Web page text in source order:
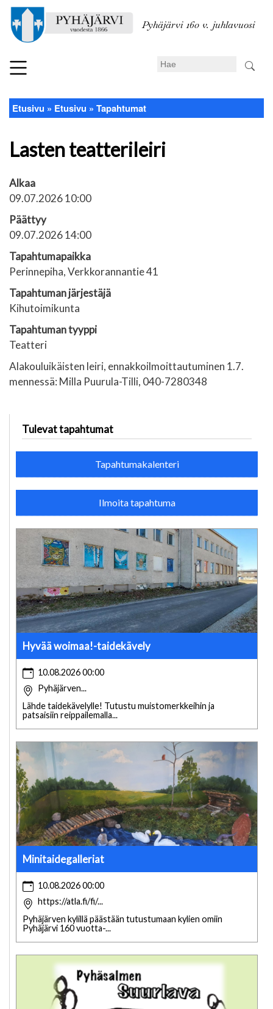
pääsisältöön
Pyhäjärvi 160 v. juhlavuosi
Search
Murupolku
Etusivu Etusivu Tapahtumat
Lasten teatterileiri
Alkaa
09.07.2026 10:00
Päättyy
09.07.2026 14:00
Tapahtumapaikka
Perinnepiha, Verkkorannantie 41
Tapahtuman järjestäjä
Kihutoimikunta
Tapahtuman tyyppi
Teatteri
Alakouluikäisten leiri, ennakkoilmoittautuminen 1.7.
mennessä: Milla Puurula-Tilli, 040-7280348
Tulevat tapahtumat
Tapahtumakalenteri
Ilmoita tapahtuma
Hyvää woimaa!-taidekävely
10.08.2026 00:00
Pyhäjärven...
Lähde taidekävelylle! Tutustu muistomerkkeihin ja
patsaisiin reippailemalla...
Minitaidegalleriat
10.08.2026 00:00
https://atla.fi/fi/...
Pyhäjärven kylillä päästään tutustumaan kylien omiin
Pyhäjärvi 160 vuotta-...